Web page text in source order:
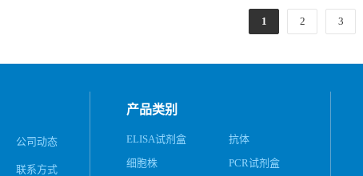
1 2 3
公司动态
联系方式
产品类别
ELISA试剂盒
抗体
细胞株
PCR试剂盒